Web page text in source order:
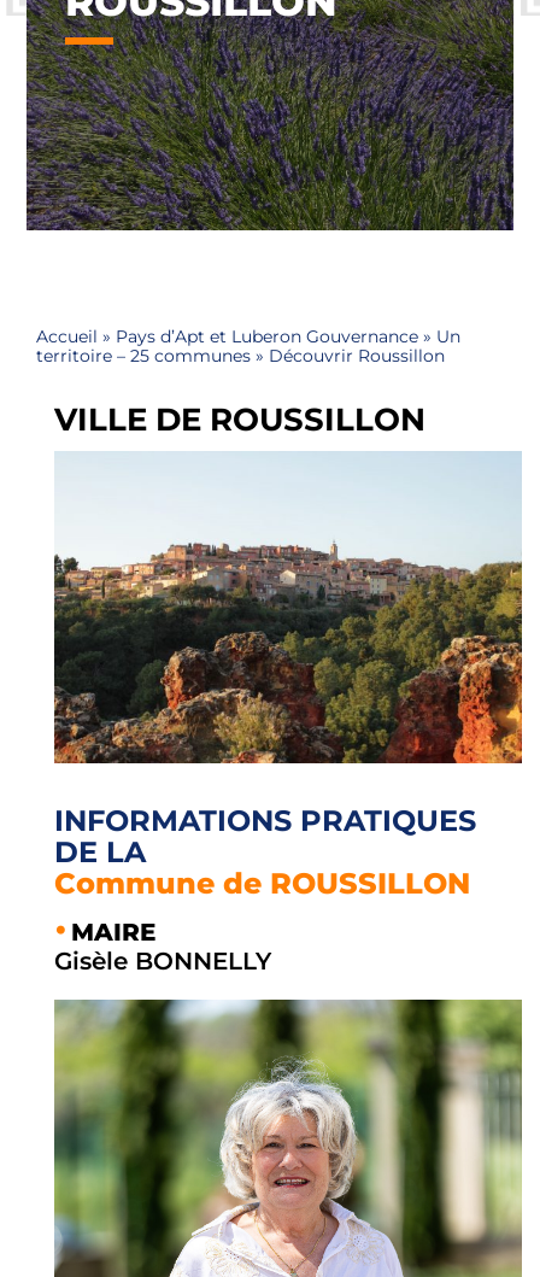
Accueil » Pays d’Apt et Luberon Gouvernance» Un
territoire – 25 communes» Découvrir Roussillon
VILLE DE ROUSSILLON
INFORMATIONS PRATIQUES
DE LA
Commune de ROUSSILLON
MAIRE
Gisèle BONNELLY